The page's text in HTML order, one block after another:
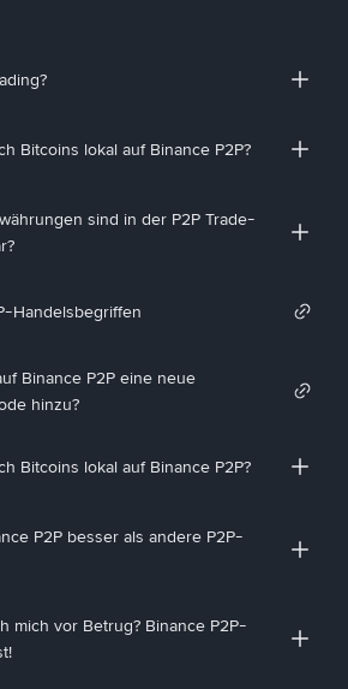
Bitcoins lokal auf Binance P2P?
sind in der P2P Trade-
Handelsbegriffen
Binance P2P eine neue
hinzu?
Bitcoins lokal auf Binance P2P?
P2P besser als andere P2P-
mich vor Betrug? Binance P2P-